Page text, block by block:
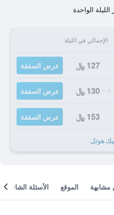
الواحدة
الإجمالي في الليلة
127 ﷼ عرض الصفقة
130 ﷼ عرض الصفقة
153 ﷼ عرض الصفقة
مشابهة الموقع الأسئلة الشائعة